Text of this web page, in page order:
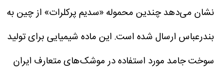
نشان می‌دهد چندین محموله «سدیم پرکلرات» از چین به
بندرعباس ارسال شده است. این ماده شیمیایی برای تولید
سوخت جامد مورد استفاده در موشک‌های متعارف ایران